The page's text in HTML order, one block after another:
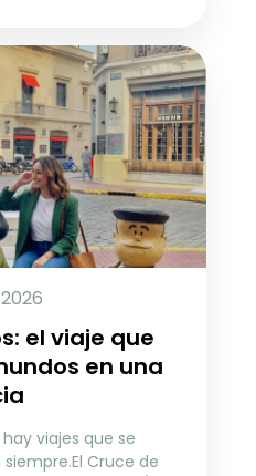
el viaje que
en una
viajes que se
Cruce de